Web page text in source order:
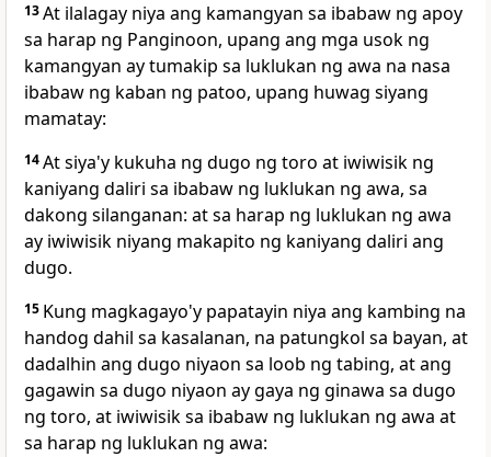
13At ilalagay niya ang kamangyan sa ibabaw ng apoy
sa harap ng Panginoon, upang ang mga usok ng
kamangyan ay tumakip sa luklukan ng awa na nasa
ibabaw ng kaban ng patoo, upang huwag siyang
mamatay:
14At siya'y kukuha ng dugo ng toro at iwiwisik ng
kaniyang daliri sa ibabaw ng luklukan ng awa, sa
dakong silanganan: at sa harap ng luklukan ng awa
ay iwiwisik niyang makapito ng kaniyang daliri ang
dugo.
15 Kung magkagayo'y papatayin niya ang kambing na
handog dahil sa kasalanan, na patungkol sa bayan, at
dadalhin ang dugo niyaon sa loob ng tabing, at ang
gagawin sa dugo niyaon ay gaya ng ginawa sa dugo
ng toro, at iwiwisik sa ibabaw ng luklukan ng awa at
sa harap ng luklukan ng awa: